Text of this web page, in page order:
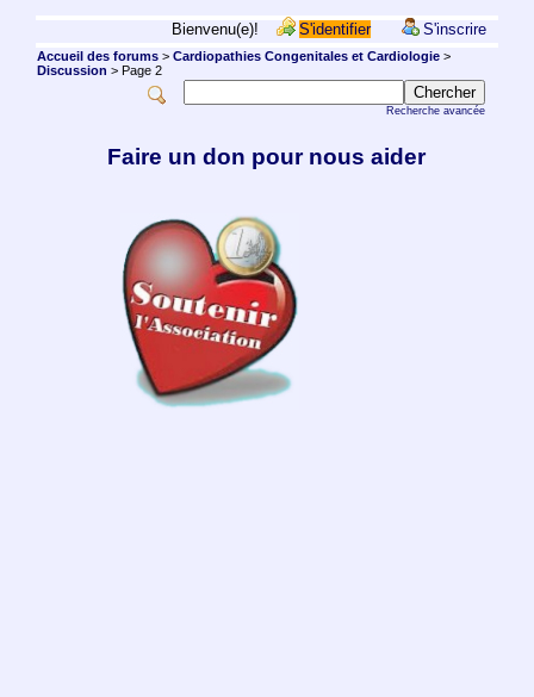
Bienvenu(e)! S'identifier S'inscrire
Accueil des forums> Cardiopathies Congenitales et Cardiologie>
Discussion > Page 2
Recherche avancée
Faire un don pour nous aider